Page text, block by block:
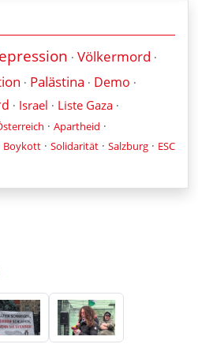
· Völkermord ·
· Palästina · Demo ·
· Israel · Liste Gaza ·
· Apartheid ·
Boykott · Solidarität · Salzburg · ESC